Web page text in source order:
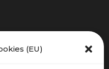
(EU)